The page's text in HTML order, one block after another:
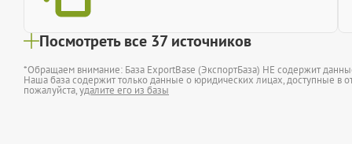
Посмотреть все 37 источников
*Обращаем внимание: База ExportBase (ЭкспортБаза) НЕ содержит
Наша база содержит только данные о юридических лицах, доступные в
пожалуйста,удалите его из базы